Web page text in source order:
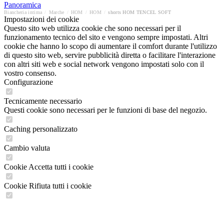
Panoramica
Biancheria intima Marche HOM HOM shorts HOM TENCEL SOFT
Impostazioni dei cookie
Questo sito web utilizza cookie che sono necessari per il
funzionamento tecnico del sito e vengono sempre impostati. Altri
cookie che hanno lo scopo di aumentare il comfort durante l'utilizzo
di questo sito web, servire pubblicità diretta o facilitare l'interazione
con altri siti web e social network vengono impostati solo con il
vostro consenso.
Configurazione
Tecnicamente necessario
Questi cookie sono necessari per le funzioni di base del negozio.
Caching personalizzato
Cambio valuta
Cookie Accetta tutti i cookie
Cookie Rifiuta tutti i cookie